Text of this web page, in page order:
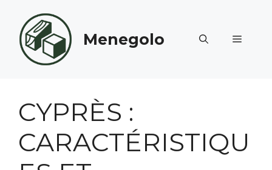
contenu
Menegolo MENU
CYPRÈS :
CARACTÉRISTIQU